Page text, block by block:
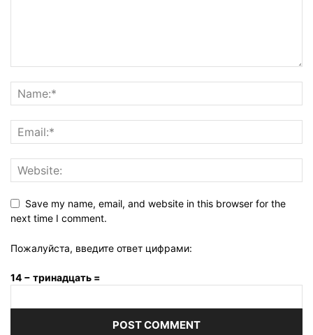
Save my name, email, and website in this browser for the
next time I comment.
Пожалуйста, введите ответ цифрами:
14 − тринадцать =